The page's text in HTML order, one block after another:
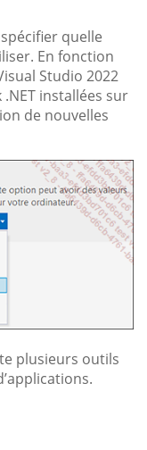
quelle
En fonction
Studio 2022
installées sur
de nouvelles
plusieurs outils